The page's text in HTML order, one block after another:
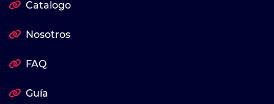
Catalogo
Nosotros
FAQ
Guía